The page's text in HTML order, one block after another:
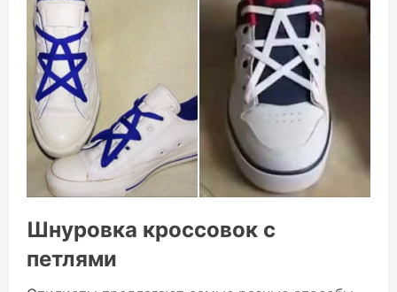
Шнуровка кроссовок с
петлями